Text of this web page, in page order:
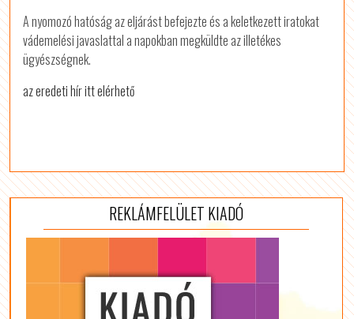
A nyomozó hatóság az eljárást befejezte és a keletkezett iratokat
vádemelési javaslattal a napokban megküldte az illetékes
ügyészségnek.
az eredeti hír itt elérhető
REKLÁMFELÜLET KIADÓ